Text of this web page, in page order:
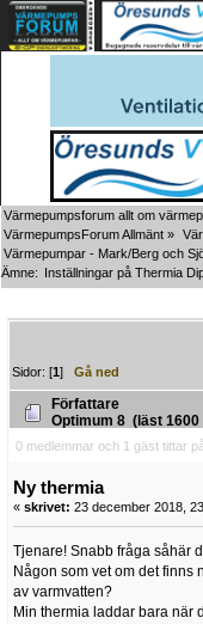
Värmepumpsforum allt om
VärmepumpsForum Allmänt »
Värmepumpar - Mark/Berg och
Ämne: Inställningar på Thermia
Sidor: [1]Gå ned
Författare
Optimum 8 (läst 1600
0 medlemmar och 1 gäst tittar
Ny thermia
« skrivet: 23 december 2018,
Tjenare! Snabb fråga såhär
Någon som vet om det
av varmvatten?
Min thermia laddar bara när